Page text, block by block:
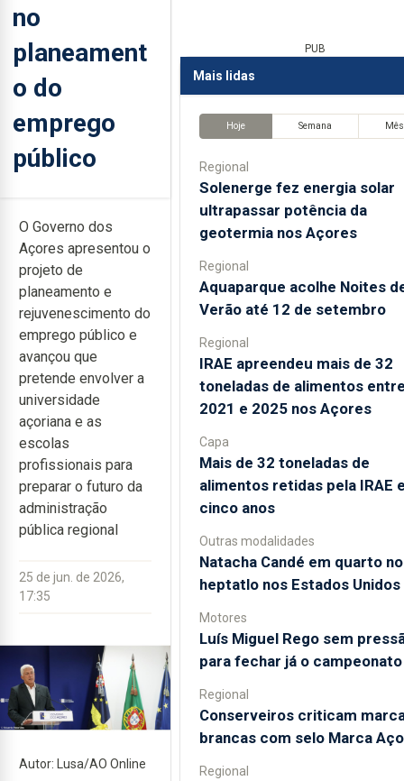
no
planeament
o do
emprego
público
O Governo dos
Açores apresentou o
projeto de
planeamento e
rejuvenescimento do
emprego público e
avançou que
pretende envolver a
universidade
açoriana e as
escolas
profissionais para
preparar o futuro da
administração
pública regional
25 de jun. de 2026,
17:35
Autor: Lusa/AO Online
PUB
Mais lidas
Hoje Semana Mês
Regional
Solenerge fez energia solar
ultrapassar potência da
geotermia nos Açores
Regional
Aquaparque acolhe Noites
Verão até 12 de setembro
Regional
IRAE apreendeu mais de 32
toneladas de alimentos
2021 e 2025 nos Açores
Capa
Mais de 32 toneladas de
alimentos retidas pela IRAE
cinco anos
Outras modalidades
Natacha Candé em quarto no
heptatlo nos Estados Unidos
Motores
Luís Miguel Rego sem
para fechar já o campeonato
Regional
Conserveiros criticam
brancas com selo Marca
Regional